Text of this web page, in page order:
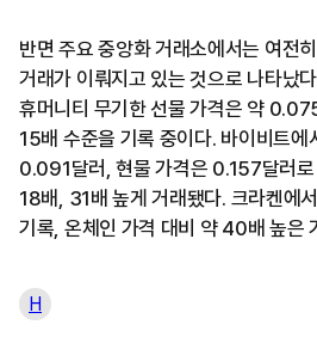
반면 주요 중앙화 거래소에서는 여전
거래가 이뤄지고 있는 것으로 나타났
휴머니티 무기한 선물 가격은 약
15배 수준을 기록 중이다. 바이비트에
0.091달러, 현물 가격은 0.157달러로
18배, 31배 높게 거래됐다. 크라켄에
기록, 온체인 가격 대비 약 40배 높은
H